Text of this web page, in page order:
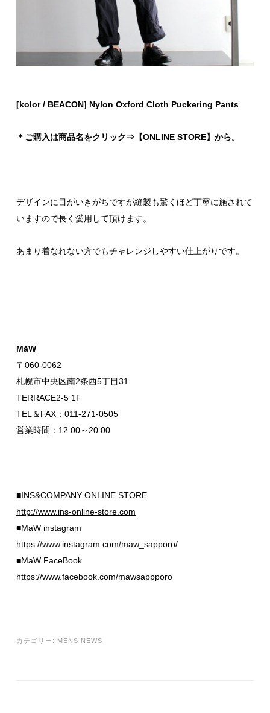
[kolor / BEACON] Nylon Oxford Cloth Puckering Pants
＊ご購入は商品名をクリック⇒【ONLINE STORE】から。
デザインに目がいきがちですが縫製も驚くほど丁寧に施されて
いますので長く愛用して頂けます。
あまり着なれない方でもチャレンジしやすい仕上がりです。
MāW
〒060-0062
札幌市中央区南2条西5丁目31
TERRACE2-5 1F
TEL＆FAX：011-271-0505
営業時間：12:00～20:00
■INS&COMPANY ONLINE STORE
http://www.ins-online-store.com
■MaW instagram
https://www.instagram.com/maw_sapporo/
■MaW FaceBook
https://www.facebook.com/mawsappporo
カテゴリー: MENS NEWS